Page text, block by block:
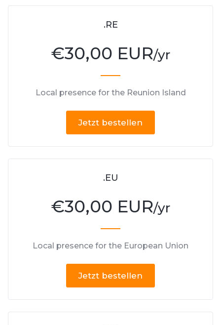
.RE
€30,00 EUR/yr
Local presence for the Reunion Island
Jetzt bestellen
.EU
€30,00 EUR/yr
Local presence for the European Union
Jetzt bestellen